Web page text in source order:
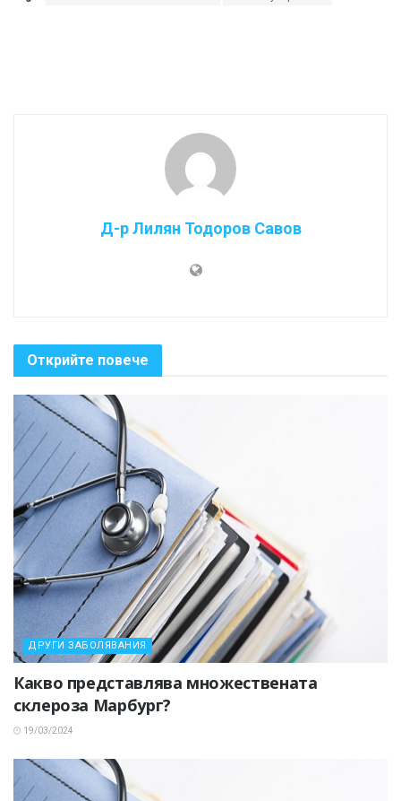
Д-р Лилян Тодоров Савов
Открийте повече
ДРУГИ ЗАБОЛЯВАНИЯ
Какво представлява множествената
склероза Марбург?
19/03/2024